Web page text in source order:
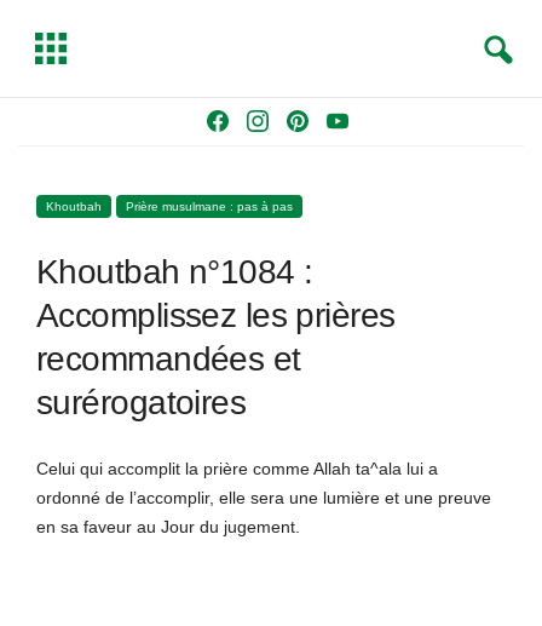
e
o
k
t
g
a
m
s
Y
T
g
e
a
Khoutbah Prière musulmane : pas à pas
Khoutbah n°1084 :
Accomplissez les prières
recommandées et
surérogatoires
Celui qui accomplit la prière comme Allah ta^ala lui a
ordonné de l’accomplir, elle sera une lumière et une preuve
en sa faveur au Jour du jugement.